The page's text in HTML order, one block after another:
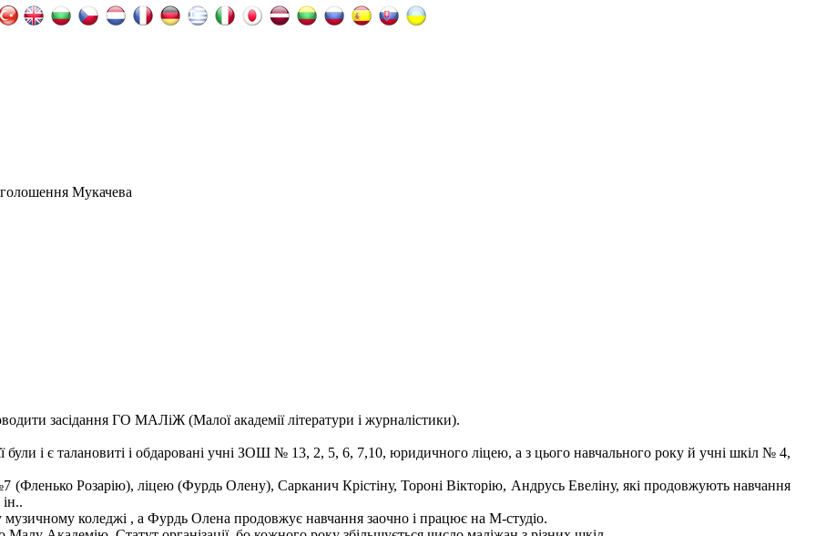
Мукачева
засідання ГО МАЛіЖ (Малої академії літератури і журналістики).
і є талановиті і обдаровані учні ЗОШ № 13, 2, 5, 6, 7,10, юридичного ліцею, а з цього навчального року й учні шкіл № 4,
Розарію), ліцею (Фурдь Олену), Сарканич Крістіну, Тороні Вікторію, Андрусь Евеліну, які продовжують навчання
коледжі , а Фурдь Олена продовжує навчання заочно і працює на М-студіо.